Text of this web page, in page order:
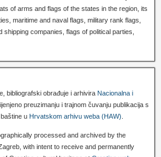
of arms and flags of the states in the region, its
maritime and naval flags, military rank flags,
companies, flags of political parties,
bibliografski obrađuje i arhivira Nacionalna i
preuzimanju i trajnom čuvanju publikacija s
u Hrvatskom arhivu weba (HAW)
processed and archived by the
with intent to receive and permanently